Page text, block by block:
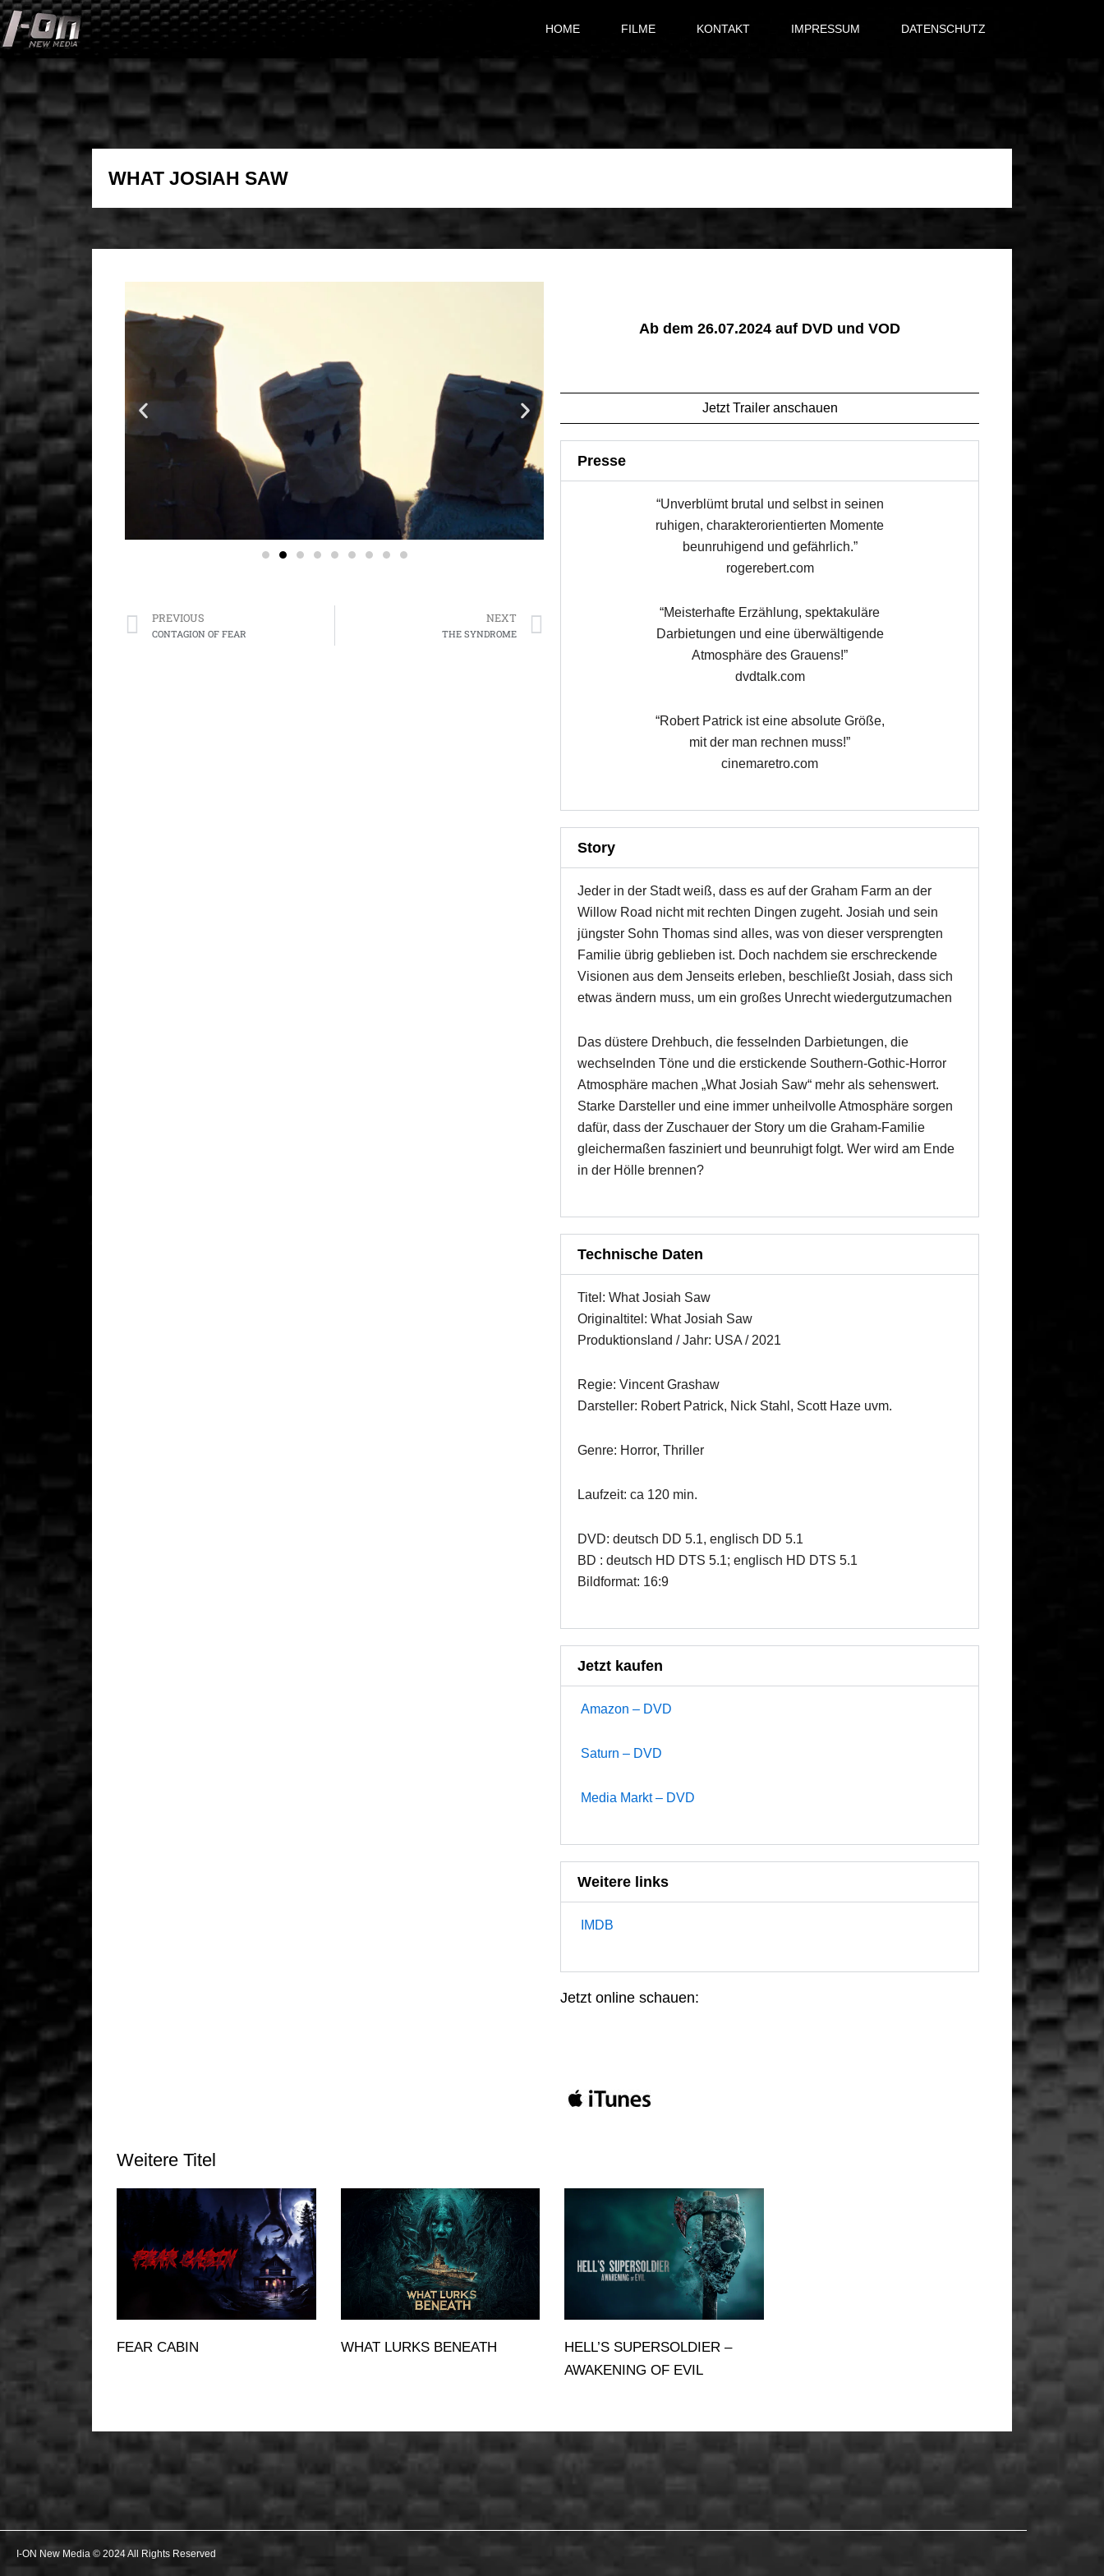
Skip
to
content
HOME FILME KONTAKT IMPRESSUM DATENSCHUTZ
WHAT JOSIAH SAW
PREVIOUS
CONTAGION OF FEAR
NEXT
THE SYNDROME
Ab dem 26.07.2024 auf DVD und VOD
Jetzt Trailer anschauen
Presse
“Unverblümt brutal und selbst in seinen
ruhigen, charakterorientierten Momente
beunruhigend und gefährlich.”
rogerebert.com
“Meisterhafte Erzählung, spektakuläre
Darbietungen und eine überwältigende
Atmosphäre des Grauens!”
dvdtalk.com
“Robert Patrick ist eine absolute Größe,
mit der man rechnen muss!”
cinemaretro.com
Story
Jeder in der Stadt weiß, dass es auf der Graham Farm an der
Willow Road nicht mit rechten Dingen zugeht. Josiah und sein
jüngster Sohn Thomas sind alles, was von dieser versprengten
Familie übrig geblieben ist. Doch nachdem sie erschreckende
Visionen aus dem Jenseits erleben, beschließt Josiah, dass sich
etwas ändern muss, um ein großes Unrecht wiedergutzumachen
Das düstere Drehbuch, die fesselnden Darbietungen, die
wechselnden Töne und die erstickende Southern-Gothic-Horror
Atmosphäre machen „What Josiah Saw“ mehr als sehenswert.
Starke Darsteller und eine immer unheilvolle Atmosphäre sorgen
dafür, dass der Zuschauer der Story um die Graham-Familie
gleichermaßen fasziniert und beunruhigt folgt. Wer wird am Ende
in der Hölle brennen?
Technische Daten
Titel: What Josiah Saw
Originaltitel: What Josiah Saw
Produktionsland / Jahr: USA / 2021
Regie: Vincent Grashaw
Darsteller: Robert Patrick, Nick Stahl, Scott Haze uvm.
Genre: Horror, Thriller
Laufzeit: ca 120 min.
DVD: deutsch DD 5.1, englisch DD 5.1
BD : deutsch HD DTS 5.1; englisch HD DTS 5.1
Bildformat: 16:9
Jetzt kaufen
Amazon – DVD
Saturn – DVD
Media Markt – DVD
Weitere links
IMDB
Jetzt online schauen:
Weitere Titel
FEAR CABIN WHAT LURKS BENEATH
HELL’S SUPERSOLDIER –
AWAKENING OF EVIL
I-ON New Media © 2024 All Rights Reserved